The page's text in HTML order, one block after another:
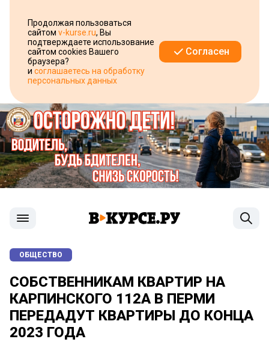
Продолжая пользоваться
сайтом v-kurse.ru, Вы
подтверждаете использование
сайтом cookies Вашего
браузера?
и соглашаетесь на обработку
персональных данных
Согласен
ОБЩЕСТВО
СОБСТВЕННИКАМ КВАРТИР НА
КАРПИНСКОГО 112А В ПЕРМИ
ПЕРЕДАДУТ КВАРТИРЫ ДО КОНЦА
2023 ГОДА